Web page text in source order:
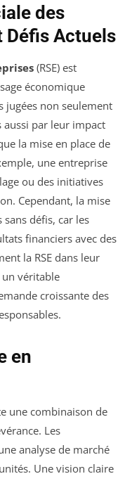
des
Défis Actuels
(RSE) est
économique
jugées non seulement
par leur impact
la mise en place de
une entreprise
ou des initiatives
Cependant, la mise
défis, car les
financiers avec des
la RSE dans leur
un véritable
croissante des
en
une combinaison de
Les
analyse de marché
Une vision claire